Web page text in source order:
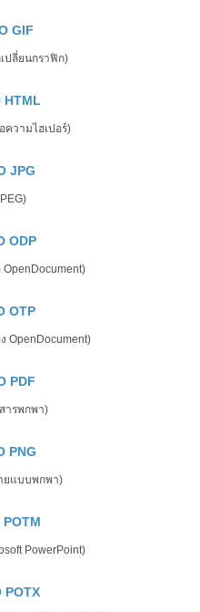
GIF
ปลี่ยนกราฟิก)
HTML
วามไฮเปอร์)
JPG
ODP
OTP
OpenDocument)
PDF
ารพกพา)
PNG
ยแบบพกพา)
POTM
PowerPoint)
POTX